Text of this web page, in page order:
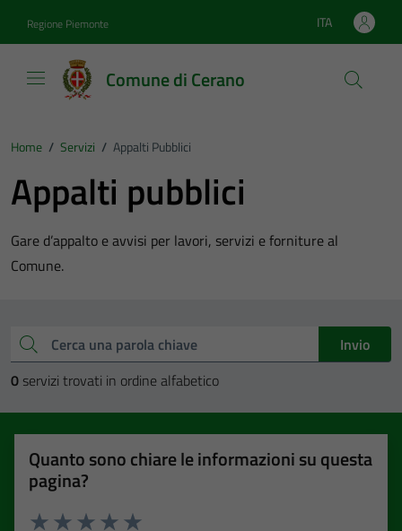
Regione Piemonte Lingua attiva:
ITA
Comune di Cerano
Home / Servizi / Appalti Pubblici
Appalti pubblici
Gare d’appalto e avvisi per lavori, servizi e forniture al
Comune.
Cerca una parola chiave
Invio
0 servizi trovati in ordine alfabetico
Quanto sono chiare le informazioni su questa
pagina?